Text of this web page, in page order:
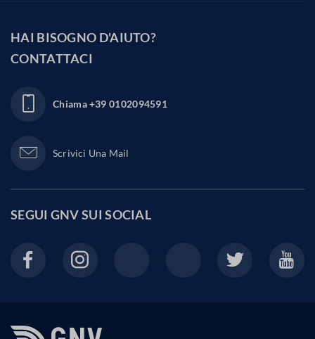
HAI BISOGNO D'AIUTO?
CONTATTACI
Chiama+39 0102094591
Scrivici Una Mail
SEGUI GNV SUISOCIAL